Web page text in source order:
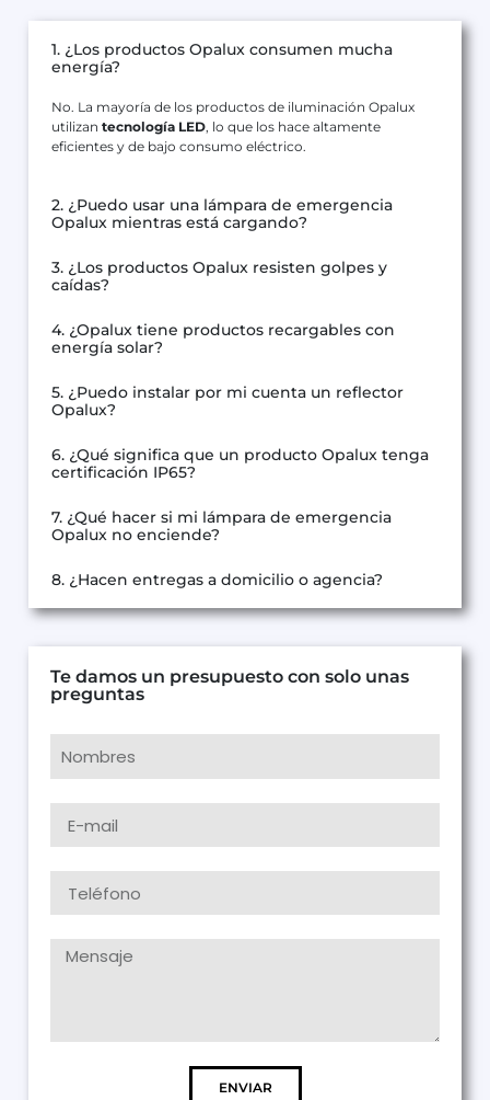
1. ¿Los productos Opalux consumen mucha
energía?
No. La mayoría de los productos de iluminación Opalux
utilizan tecnología LED, lo que los hace altamente
eficientes y de bajo consumo eléctrico.
2. ¿Puedo usar una lámpara de emergencia
Opalux mientras está cargando?
3. ¿Los productos Opalux resisten golpes y
caídas?
4. ¿Opalux tiene productos recargables con
energía solar?
5. ¿Puedo instalar por mi cuenta un reflector
Opalux?
6. ¿Qué significa que un producto Opalux tenga
certificación IP65?
7. ¿Qué hacer si mi lámpara de emergencia
Opalux no enciende?
8. ¿Hacen entregas a domicilio o agencia?
Te damos un presupuesto con solo unas
preguntas
ENVIAR